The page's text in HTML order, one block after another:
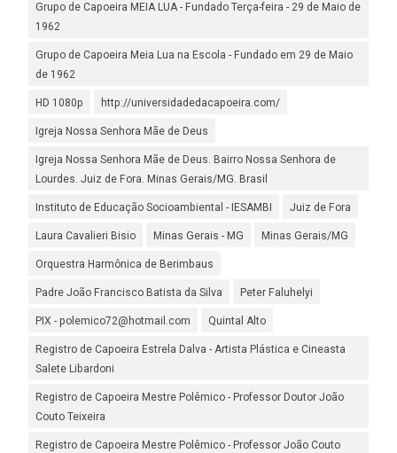
Grupo de Capoeira MEIA LUA - Fundado Terça-feira - 29 de Maio de
1962
Grupo de Capoeira Meia Lua na Escola - Fundado em 29 de Maio
de 1962
HD 1080p http://universidadedacapoeira.com/
Igreja Nossa Senhora Mãe de Deus
Igreja Nossa Senhora Mãe de Deus. Bairro Nossa Senhora de
Lourdes. Juiz de Fora. Minas Gerais/MG. Brasil
Instituto de Educação Socioambiental - IESAMBI Juiz de Fora
Laura Cavalieri Bisio Minas Gerais - MG Minas Gerais/MG
Orquestra Harmônica de Berimbaus
Padre João Francisco Batista da Silva Peter Faluhelyi
PIX - polemico72@hotmail.com Quintal Alto
Registro de Capoeira Estrela Dalva - Artista Plástica e Cineasta
Salete Libardoni
Registro de Capoeira Mestre Polêmico - Professor Doutor João
Couto Teixeira
Registro de Capoeira Mestre Polêmico - Professor João Couto